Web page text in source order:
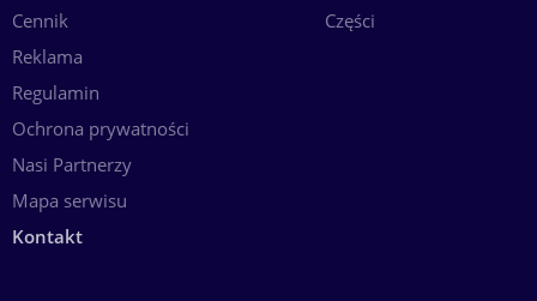
Cennik
Reklama
Regulamin
Ochrona prywatności
Nasi Partnerzy
Mapa serwisu
Kontakt
Części